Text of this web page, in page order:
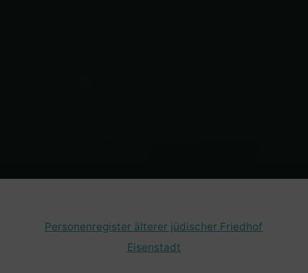
Personenregister älterer jüdischer Friedhof
Eisenstadt